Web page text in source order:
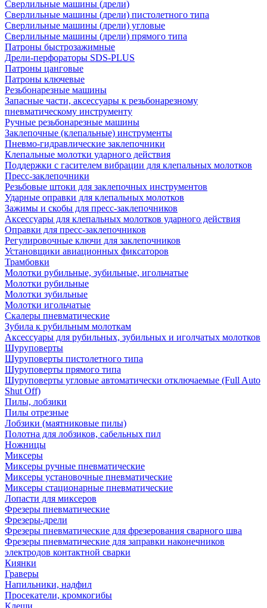
Сверлильные машины (дрели)
Сверлильные машины (дрели) пистолетного типа
Сверлильные машины (дрели) угловые
Сверлильные машины (дрели) прямого типа
Патроны быстрозажимные
Дрели-перфораторы SDS-PLUS
Патроны цанговые
Патроны ключевые
Резьбонарезные машины
Запасные части, аксессуары к резьбонарезному
пневматическому инструменту
Ручные резьбонарезные машины
Заклепочные (клепальные) инструменты
Пневмо-гидравлические заклепочники
Клепальные молотки ударного действия
Поддержки с гасителем вибрации для клепальных молотков
Пресс-заклепочники
Резьбовые штоки для заклепочных инструментов
Ударные оправки для клепальных молотков
Зажимы и скобы для пресс-заклепочников
Аксессуары для клепальных молотков ударного действия
Оправки для пресс-заклепочников
Регулировочные ключи для заклепочников
Установщики авиационных фиксаторов
Трамбовки
Молотки рубильные, зубильные, игольчатые
Молотки рубильные
Молотки зубильные
Молотки игольчатые
Скалеры пневматические
Зубила к рубильным молоткам
Аксессуары для рубильных, зубильных и иголчатых молотков
Шуруповерты
Шуруповерты пистолетного типа
Шуруповерты прямого типа
Шуруповерты угловые автоматически отключаемые (Full Auto
Shut Off)
Пилы, лобзики
Пилы отрезные
Лобзики (маятниковые пилы)
Полотна для лобзиков, сабельных пил
Ножницы
Миксеры
Миксеры ручные пневматические
Миксеры установочные пневматические
Миксеры стационарные пневматические
Лопасти для миксеров
Фрезеры пневматические
Фрезеры-дрели
Фрезеры пневматические для фрезерования сварного шва
Фрезеры пневматические для заправки наконечников
электродов контактной сварки
Киянки
Граверы
Напильники, надфил
Просекатели, кромкогибы
Клещи